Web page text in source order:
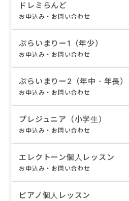
ドレミらんど
お申込み・お問い合わせ
ぷらいまりー1（年少）
お申込み・お問い合わせ
ぷらいまりー2（年中・年長）
お申込み・お問い合わせ
プレジュニア（小学生）
お申込み・お問い合わせ
エレクトーン個人レッスン
お申込み・お問い合わせ
ピアノ個人レッスン